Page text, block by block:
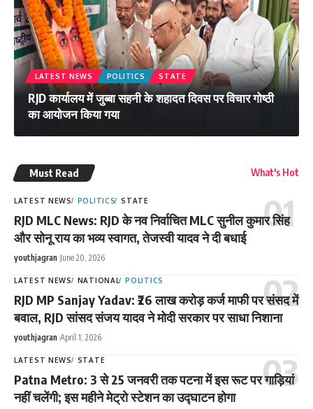
LATEST NEWS POLITICS STATE
RJD कार्यालय में जुब्बा सहनी के शहादत दिवस पर विचार गोष्ठी
का आयोजन किया गया
Must Read What's Hot
LATEST NEWS POLITICS STATE
RJD MLC News: RJD के नव निर्वाचित MLC सुनील कुमार सिंह
और सोनू राय का भव्य स्वागत, तेजस्वी यादव ने दी बधाई
youthjagran June 20, 2026
LATEST NEWS NATIONAL POLITICS
RJD MP Sanjay Yadav: ₹26 लाख करोड़ कर्ज माफी पर संसद में
बवाल, RJD सांसद संजय यादव ने मोदी सरकार पर साधा निशाना
youthjagran April 1, 2026
LATEST NEWS STATE
Patna Metro: 3 से 25 जनवरी तक पटना में इस रूट पर गाड़ियां
नहीं चलेंगी; इस महीने मेट्रो स्टेशन का उद्घाटन होगा